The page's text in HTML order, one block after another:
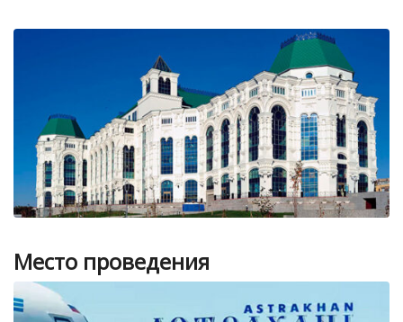
Место проведения